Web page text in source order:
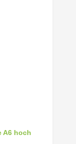
A6 hoch